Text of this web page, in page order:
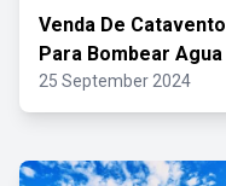
Venda De Catavento
Para Bombear Agua
25 September 2024